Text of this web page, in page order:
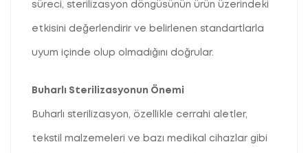
süreci, sterilizasyon döngüsünün ürün üzerindeki
etkisini değerlendirir ve belirlenen standartlarla
uyum içinde olup olmadığını doğrular.
Buharlı Sterilizasyonun Önemi
Buharlı sterilizasyon, özellikle cerrahi aletler,
tekstil malzemeleri ve bazı medikal cihazlar gibi